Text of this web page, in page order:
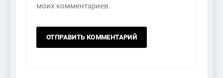
моих комментариев.